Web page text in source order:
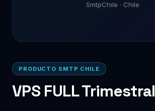
SmtpChile · Chile
PRODUCTO SMTP CHILE
VPS FULL Trimestral